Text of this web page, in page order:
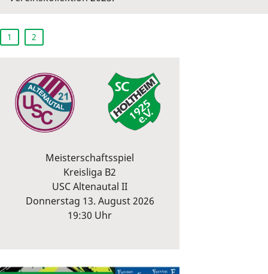
1 2
Meisterschaftsspiel
Kreisliga B2
USC Altenautal II
Donnerstag 13. August 2026
19:30 Uhr